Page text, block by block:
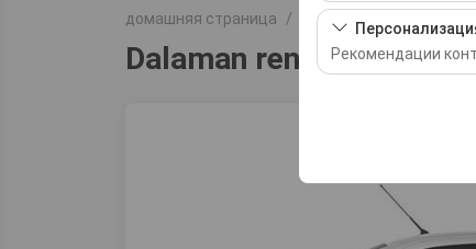
Эти файлы cookie
интересами и
кликабельности).
Рекомендации
платформе путем
домашняя страница Blog Dalaman rent a
Dalaman rent a acar